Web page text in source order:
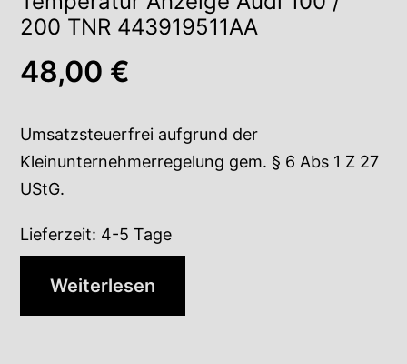
200 TNR 443919511AA
48,00 €
Umsatzsteuerfrei aufgrund der
Kleinunternehmerregelung gem. § 6 Abs 1 Z 27
UStG.
Lieferzeit: 4-5 Tage
Weiterlesen